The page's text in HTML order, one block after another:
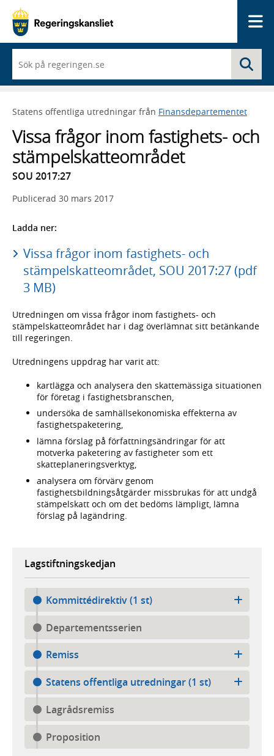
du
börjar
skriva
framträder
lista
med
sökförslag
Statens offentliga utredningar från Finansdepartementet
Vissa frågor inom fastighets- och
stämpelskatteområdet
SOU 2017:27
Publicerad 30 mars 2017
Ladda ner:
Vissa frågor inom fastighets- och
stämpelskatteområdet, SOU 2017:27 (pdf
3 MB)
Utredningen om vissa frågor inom fastighets- och
stämpelskatteområdet har i dag överlämnat sitt betänkande
till regeringen.
Utredningens uppdrag har varit att:
kartlägga och analysera den skattemässiga situationen
för företag i fastighetsbranschen,
undersöka de samhällsekonomiska effekterna av
fastighetspaketering,
lämna förslag på författningsändringar för att
motverka paketering av fastigheter som ett
skatteplaneringsverktyg,
analysera om förvärv genom
fastighetsbildningsåtgärder missbrukas för att undgå
stämpelskatt och om det bedöms lämpligt, lämna
förslag på lagändring.
Lagstiftningskedjan
Kommittédirektiv (1 st)
Departementsserien
Remiss
Statens offentliga utredningar (1 st)
Lagrådsremiss
Proposition